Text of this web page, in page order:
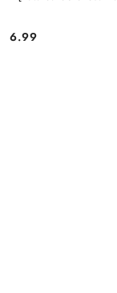
Cena:
6.99